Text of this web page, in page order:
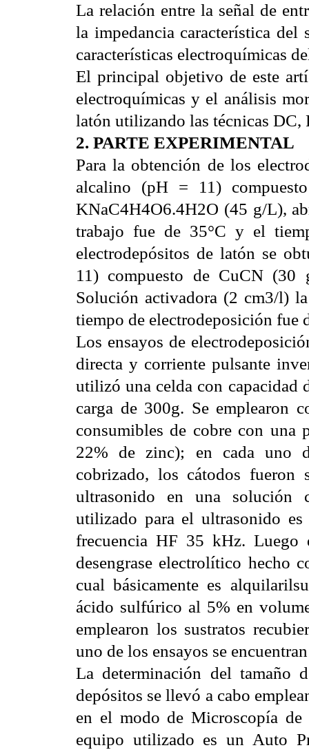
La relación entre la señal de
la impedancia característica
características electroquímicas
El principal objetivo de este
electroquímicas y el análisis
latón utilizando las técnicas DC,
2. PARTE EXPERIMENTAL
Para la obtención de los
alcalino (pH = 11)
KNaC4H4O6.4H2O (45 g/L),
trabajo fue de 35°C y el
electrodepósitos de latón se
11) compuesto de CuCN
Solución activadora (2 cm3/l)
tiempo de electrodeposición fue
Los ensayos de
directa y corriente pulsante
utilizó una celda con capacidad
carga de 300g. Se emplearon
consumibles de cobre con
22% de zinc); en cada uno
cobrizado, los cátodos fueron
ultrasonido en una solución
utilizado para el ultrasonido
frecuencia HF 35 kHz. Luego
desengrase electrolítico hecho
cual básicamente es
ácido sulfúrico al 5% en
emplearon los sustratos
uno de los ensayos se
La determinación del tamaño
depósitos se llevó a cabo
en el modo de Microscopía
equipo utilizado es un Auto